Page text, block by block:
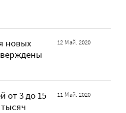
новых
12 Май. 2020
от 3 до 15
11 Май. 2020